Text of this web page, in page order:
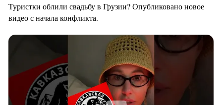
Туристки облили свадьбу в Грузии? Опубликовано новое
видео с начала конфликта.